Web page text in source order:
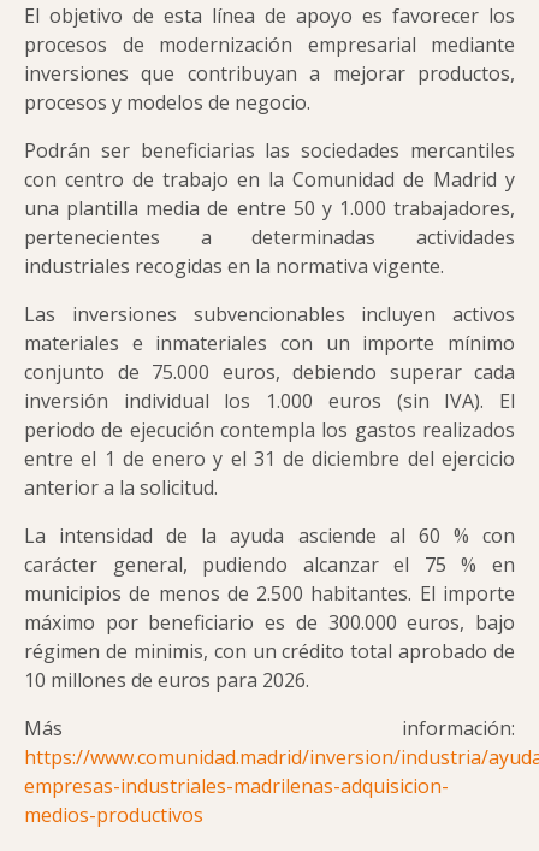
El objetivo de esta línea de apoyo es favorecer los
procesos de modernización empresarial mediante
inversiones que contribuyan a mejorar productos,
procesos y modelos de negocio.
Podrán ser beneficiarias las sociedades mercantiles
con centro de trabajo en la Comunidad de Madrid y
una plantilla media de entre 50 y 1.000 trabajadores,
pertenecientes a determinadas actividades
industriales recogidas en la normativa vigente.
Las inversiones subvencionables incluyen activos
materiales e inmateriales con un importe mínimo
conjunto de 75.000 euros, debiendo superar cada
inversión individual los 1.000 euros (sin IVA). El
periodo de ejecución contempla los gastos realizados
entre el 1 de enero y el 31 de diciembre del ejercicio
anterior a la solicitud.
La intensidad de la ayuda asciende al 60 % con
carácter general, pudiendo alcanzar el 75 % en
municipios de menos de 2.500 habitantes. El importe
máximo por beneficiario es de 300.000 euros, bajo
régimen de minimis, con un crédito total aprobado de
10 millones de euros para 2026.
Más información:
https://www.comunidad.madrid/inversion/industria/
empresas-industriales-madrilenas-adquisicion-
medios-productivos